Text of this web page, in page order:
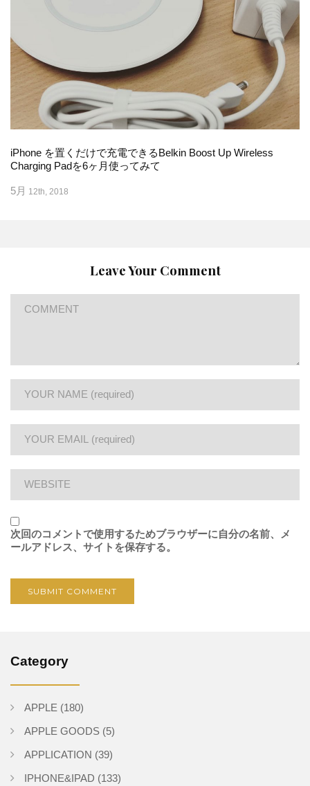
iPhone を置くだけで充電できるBelkin Boost Up Wireless
Charging Padを6ヶ月使ってみて
5月 12th, 2018
Leave Your Comment
次回のコメントで使用するためブラウザーに自分の名前、メ
ールアドレス、サイトを保存する。
Category
APPLE (180)
APPLE GOODS (5)
APPLICATION (39)
IPHONE&IPAD (133)